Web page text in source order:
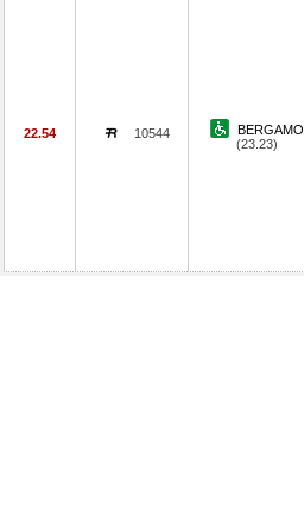
22.54 10544
BERGAMO
(23.23)